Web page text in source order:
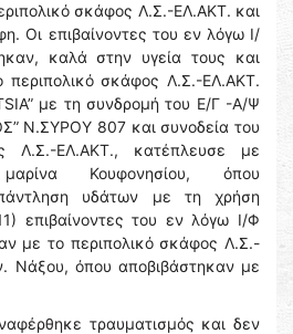
σκάφος Λ.Σ.-ΕΛ.ΑΚΤ. και
Οι επιβαίνοντες του εν λόγω Ι/
καλά στην υγεία τους και
σκάφος Λ.Σ.-ΕΛ.ΑΚΤ.
με τη συνδρομή του Ε/Γ -Α/Ψ
Ν.ΣΥΡΟΥ 807 και συνοδεία του
Λ.Σ.-ΕΛ.ΑΚΤ., κατέπλευσε με
Κουφονησίου, όπου
υδάτων με τη χρήση
επιβαίνοντες του εν λόγω Ι/Φ
με το περιπολικό σκάφος Λ.Σ.-
Νάξου, όπου αποβιβάστηκαν με
τραυματισμός και δεν